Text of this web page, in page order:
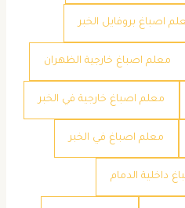
اصباغ بروفايل الخبر
معلم اصباغ خارجية الظهران
معلم اصباغ خارجية في الخبر
معلم اصباغ في الخبر
داخلية الدمام